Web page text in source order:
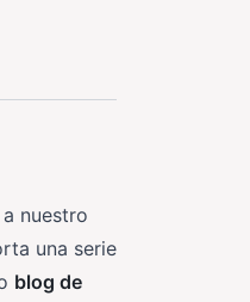
nuestro
una serie
blog de